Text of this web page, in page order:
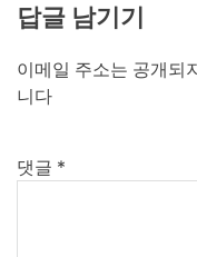
답글 남기기
이메일 주소는 공개되
니다
댓글 *